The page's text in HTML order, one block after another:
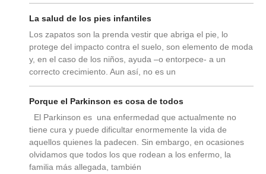
La salud de los pies infantiles
Los zapatos son la prenda vestir que abriga el pie, lo
protege del impacto contra el suelo, son elemento de moda
y, en el caso de los niños, ayuda –o entorpece- a un
correcto crecimiento. Aun así, no es un
Porque el Parkinson es cosa de todos
El Parkinson es una enfermedad que actualmente no
tiene cura y puede dificultar enormemente la vida de
aquellos quienes la padecen. Sin embargo, en ocasiones
olvidamos que todos los que rodean a los enfermo, la
familia más allegada, también